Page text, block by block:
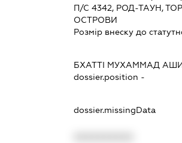
П/С 4342, РОД-ТАУН,
ОСТРОВИ
Розмір внеску до
БХАТТІ МУХАММАД
dossier.position -
dossier.missingData